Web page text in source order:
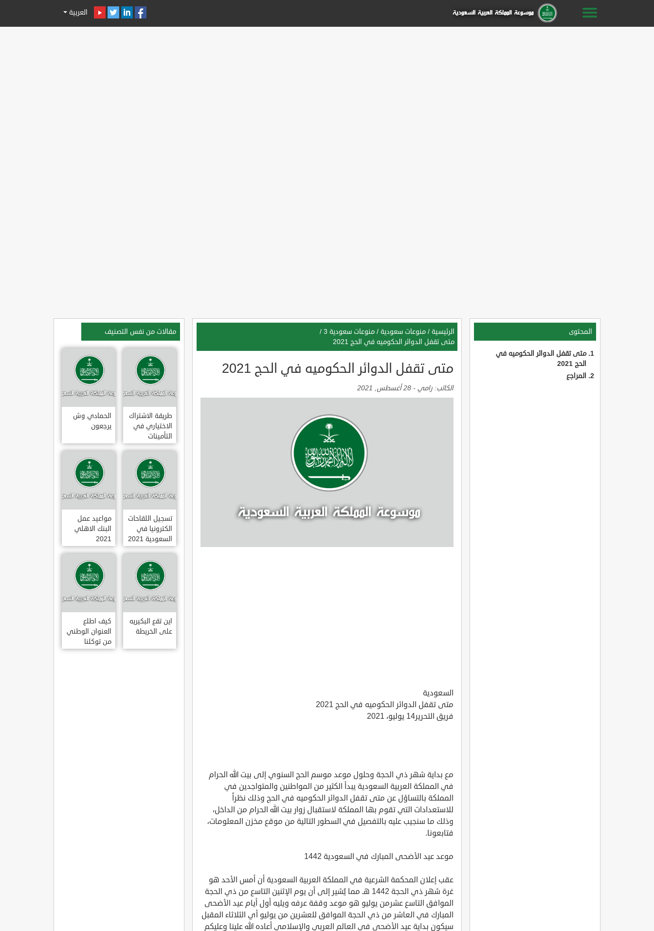
العربية
المحتوى
متى تقفل الدوائر الحكوميه في
الحج 2021
المراجع
الرئيسية / منوعات سعودية / منوعات سعودية 3
/
متى تقفل الدوائر الحكوميه في الحج 2021
متى تقفل الدوائر الحكوميه في الحج 2021
الكاتب: رامي - 28 أغسطس, 2021
السعودية
متى تقفل الدوائر الحكوميه في الحج 2021
فريق التحرير14 يوليو، 2021
مع بداية شهر ذي الحجة وحلول موعد موسم الحج السنوي إلى بيت الله الحرام
في المملكة العربية السعودية يبدأ الكثير من المواطنين والمتواجدين في
المملكة بالتساؤل عن متى تقفل الدوائر الحكوميه في الحج وذلك نظراً
للاستعدادات التي تقوم بها المملكة لاستقبال زوار بيت الله الحرام من الداخل،
وذلك ما سنجيب عليه بالتفصيل في السطور التالية من موقع مخزن المعلومات،
فتابعونا.
موعد عيد الأضحى المبارك في السعودية 1442
عقب إعلان المحكمة الشرعية في المملكة العربية السعودية أن أمس الأحد هو
غرة شهر ذي الحجة 1442 هـ مما يُشير إلى أن يوم الإثنين التاسع من ذي الحجة
الموافق التاسع عشرمن يوليو هو موعد وقفة عرفه ويليه أول أيام عيد الأضحى
المبارك في العاشر من ذي الحجة الموافق للعشرين من يوليو أي الثلاثاء المقبل
سيكون بداية عيد الأضحى في العالم العربي والإسلامي أعاده الله علينا وعليكم
مقالات من نفس التصنيف
طريقة الاشتراك
الاختياري في
التأمينات
الاجتماعية
1443
الحمادي وش
يرجعون
تسجيل اللقاحات
الكترونيا في
السعودية 2021
مواعيد عمل
البنك الاهلي
2021
اين تقع البكيريه
على الخريطة
كيف اطلع
العنوان الوطني
من توكلنا